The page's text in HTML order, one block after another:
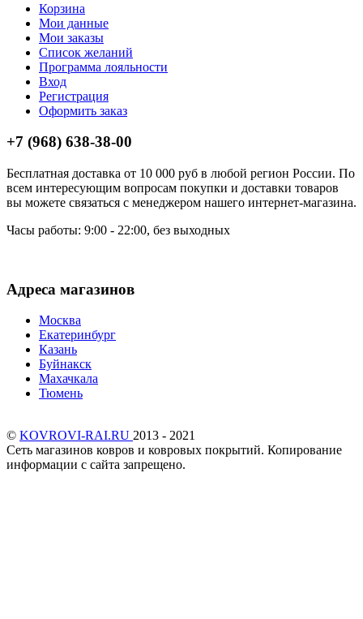
Корзина
Мои данные
Мои заказы
Список желаний
Программа лояльности
Вход
Регистрация
Оформить заказ
+7 (968) 638-38-00
Бесплатная доставка от 10 000 руб в любой регион России. По
всем интересующим вопросам покупки и доставки товаров
вы можете связаться с менеджером нашего интернет-магазина.
Часы работы: 9:00 - 22:00, без выходных
Адреса магазинов
Москва
Екатеринбург
Казань
Буйнакск
Махачкала
Тюмень
© KOVROVI-RAI.RU 2013 - 2021
Сеть магазинов ковров и ковровых покрытий. Копирование
информации с сайта запрещено.